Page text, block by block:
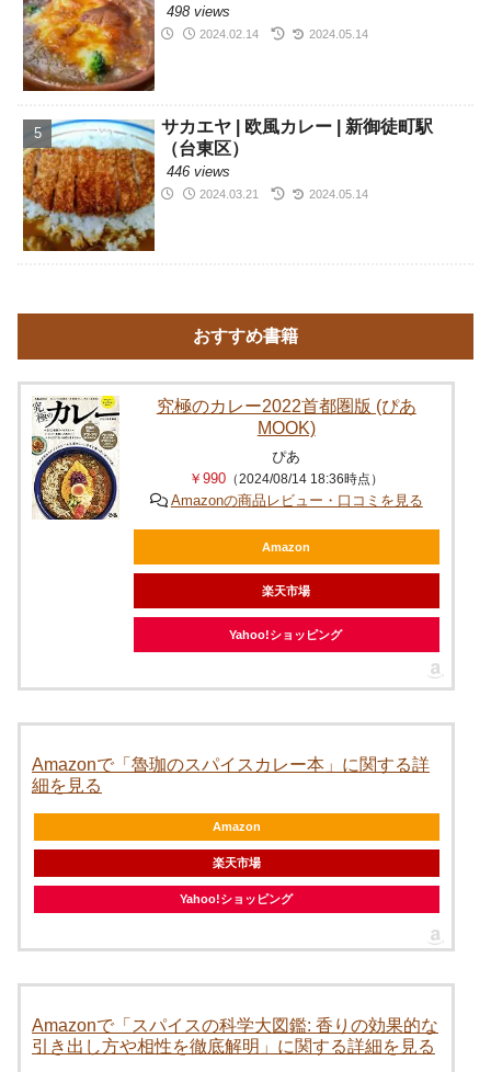
498 views
2024.02.14 2024.05.14
サカエヤ | 欧風カレー | 新御徒町駅
（台東区）
446 views
2024.03.21 2024.05.14
おすすめ書籍
究極のカレー2022首都圏版 (ぴあ
MOOK)
ぴあ
￥990 （2024/08/14 18:36時点）
Amazonの商品レビュー・口コミを見る
Amazon
楽天市場
Yahoo!ショッピング
Amazonで「魯珈のスパイスカレー本」に関する詳
細を見る
Amazon
楽天市場
Yahoo!ショッピング
Amazonで「スパイスの科学大図鑑: 香りの効果的な
引き出し方や相性を徹底解明」に関する詳細を見る